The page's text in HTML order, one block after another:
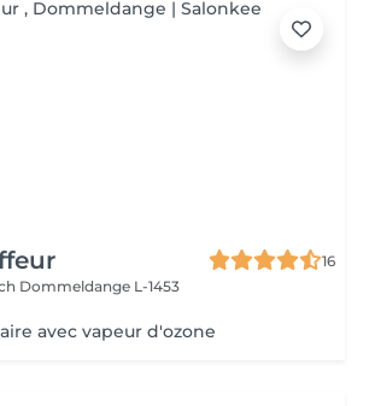
16
Dommeldange L-1453
avec vapeur d'ozone